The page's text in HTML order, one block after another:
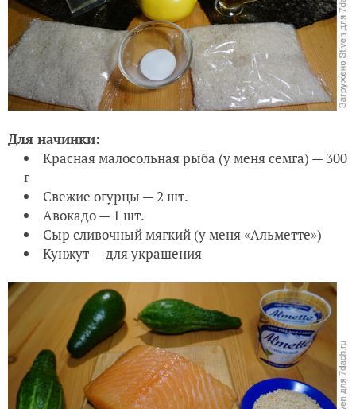
Для начинки:
Красная малосольная рыба (у меня семга) — 300
г
Свежие огурцы — 2 шт.
Авокадо — 1 шт.
Сыр сливочный мягкий (у меня «Альметте»)
Кунжут — для украшения